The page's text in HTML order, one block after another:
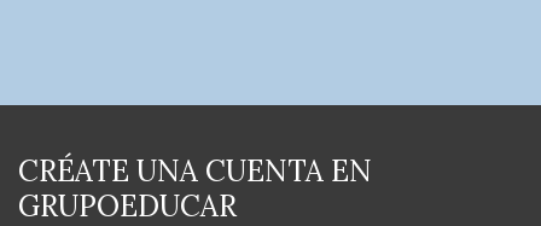
CRÉATE UNA CUENTA EN
GRUPOEDUCAR